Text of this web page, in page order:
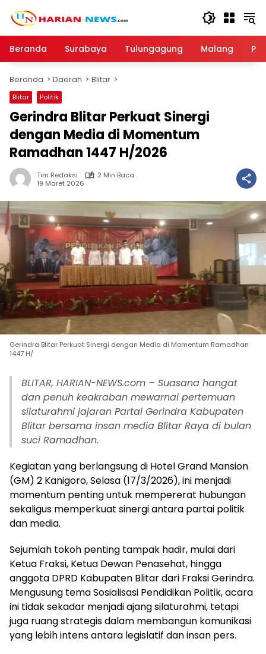
Beranda
Surabaya Tulungagung Malang
Beranda Daerah Blitar
Blitar Politik
Gerindra Blitar Perkuat Sinergi
dengan Media di Momentum
Ramadhan 1447 H/2026
Tim Redaksi
2 Min Baca
19 Maret 2026
Gerindra Blitar Perkuat Sinergi dengan Media di Momentum Ramadhan
1447 H/
BLITAR, HARIAN-NEWS.com – Suasana hangat
dan penuh keakraban mewarnai pertemuan
silaturahmi jajaran Partai Gerindra Kabupaten
Blitar bersama insan media Blitar Raya di bulan
suci Ramadhan.
Kegiatan yang berlangsung di Hotel Grand Mansion
(GM) 2 Kanigoro, Selasa (17/3/2026), ini menjadi
momentum penting untuk mempererat hubungan
sekaligus memperkuat sinergi antara partai politik
dan media.
Sejumlah tokoh penting tampak hadir, mulai dari
Ketua Fraksi, Ketua Dewan Penasehat, hingga
anggota DPRD Kabupaten Blitar dari Fraksi Gerindra.
Mengusung tema Sosialisasi Pendidikan Politik, acara
ini tidak sekadar menjadi ajang silaturahmi, tetapi
juga ruang strategis dalam membangun komunikasi
yang lebih intens antara legislatif dan insan pers.